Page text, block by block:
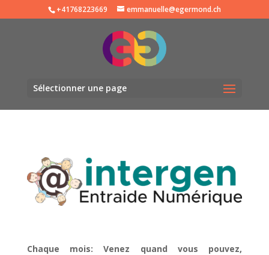
+41768223669 emmanuelle@egermond.ch
Sélectionner une page
Chaque mois: Venez quand vous pouvez,